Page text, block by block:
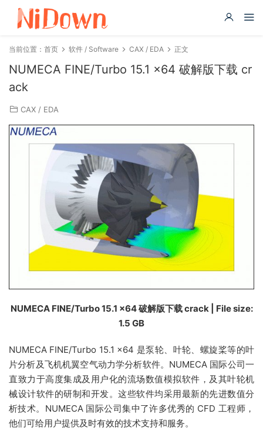
当前位置： 首页 软件 / Software CAX / EDA 正文
NUMECA FINE/Turbo 15.1 x64 破解版下载 cr
ack
CAX / EDA
NUMECA FINE/Turbo 15.1 x64 破解版下载 crack | File size:
1.5 GB
NUMECA FINE/Turbo 15.1 x64 是泵轮、叶轮、螺旋桨等的叶
片分析及飞机机翼空气动力学分析软件。NUMECA 国际公司一
直致力于高度集成及用户化的流场数值模拟软件，及其叶轮机
械设计软件的研制和开发。这些软件均采用最新的先进数值分
析技术。NUMECA 国际公司集中了许多优秀的 CFD 工程师，
他们可给用户提供及时有效的技术支持和服务。